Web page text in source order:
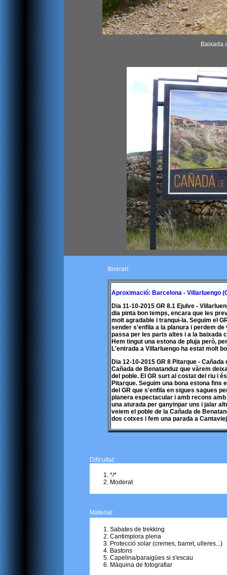
Baixada
Itinerari:
Aproximació: Barcelona - Villarluengo
Dia 11-10-2015 GR 8.1 Ejulve -
dia pinta bon temps, encara que les
molt agradable i tranqui-la. Seguim el
sender s'enfila a la planura i perdem
passa per les parts altes i a la baixada
Hem tingut una estona de pluja però,
L'entrada a Villarluengo ha estat molt
Dia 12-10-2015 GR 8 Pitarque -
Cañada de Benatanduz que vàrem
del poble. El GR surt al costat del riu i
Pitarque. Seguim una bona estona fins
del GR que s'enfila en sigues sagues
planera espectacular i amb recons
una aturada per ganyinpar uns i jalar
veiem el poble de la Cañada de
dos cotxes i fem una parada a
Dificultat:
*/*
Moderat
Material:
Sabates de trekking
Cantimplora plena
Protecció solar (cremes, barret, ulleres...)
Bastons
Capelina/paraigües si s'escau
Màquina de fotografiar